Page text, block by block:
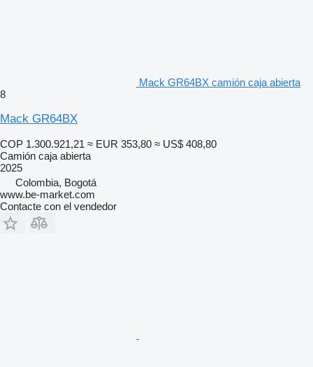
Mack GR64BX camión caja abierta
8
Mack GR64BX
COP 1.300.921,21 ≈ EUR 353,80 ≈ US$ 408,80
Camión caja abierta
2025
Colombia, Bogotá
www.be-market.com
Contacte con el vendedor